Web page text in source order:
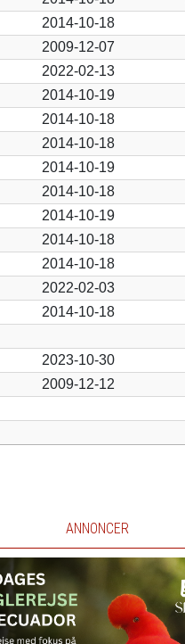
2014-10-18
2009-12-07
2022-02-13
2014-10-19
2014-10-18
2014-10-18
2014-10-19
2014-10-18
2014-10-19
2014-10-18
2014-10-18
2022-02-03
2014-10-18
2023-10-30
2009-12-12
ANNONCER